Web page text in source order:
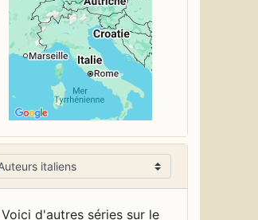
Voici d'autres séries sur le